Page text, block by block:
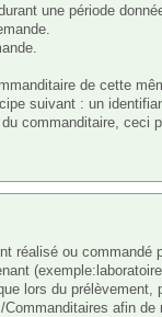
une période
de cette
suivant : un
commanditaire, ceci
lors du prélèvement,
afin de